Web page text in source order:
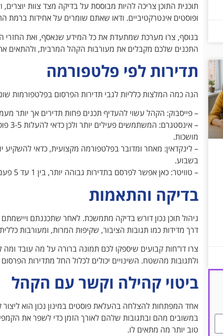
תוכנית התוכן צריכה להיות מבוססת על בדיקה מצד צוות יוצרים,
ופוסטים אינטרקטיביים. ודאו שאתם שומרים על אחידות ברמת
בנוסף, צרו מערכת שמתעדת את כל המידע שנאסף, ואת החזרי
התכנים שלכם מקבלים את מעורבות הקהל המרבית, ולהתאים
תדירות לפי פלטפורמה
הנה כמה המלצות כלליות לגבי תדירות הפרסום בפלטפורמות
– פייסבוק: הקהל עשוי להעדיף תכנים פחות תדירים אך יותר
–
מושכות.
– לינקדאין: מאחר ומדובר בפלטפורמה מקצועית, כדאי להשקיע
בשבוע.
– טוויטר: כאן אפשר לפרסם בתדירות גבוהה יותר, בין 1 עד 5 פעמים ביום, בגלל האופי המיידי של התקשורת בפלטפורמה.
בדיקה והתאמות
ניהול תוכן נכון דורש בדיקה מתמשכת. לאחר שתכננתם
דרך מדידות כמו תגובות הציבור, שקיפות המרות, ומעורבות
צרו דו"חות קבועים שיספקו לכם תמונה ברורה על מה עובד
ולתגובות מהשטח. השינויים יכולים לכלול החל מתדירות
ביטוי קהילה וקשר עם הקהל
אחד המפתחות להצלחה בהעלאת פוסטים במינון נכון הוא
במשובים מהם ובתגובות שלהם לאורך הזמן כדי לשפר את
טוב יותר מה מתאים לו.